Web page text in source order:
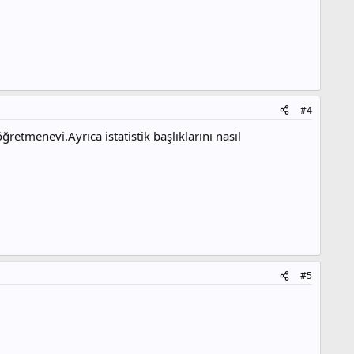
#4
istatistik başlıklarını nasıl
#5